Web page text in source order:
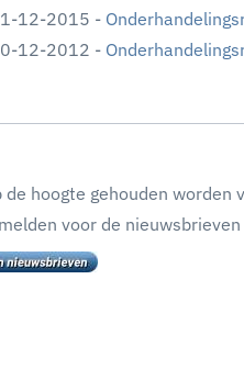
12-2015 -
12-2012 -
de hoogte gehouden worden
voor de